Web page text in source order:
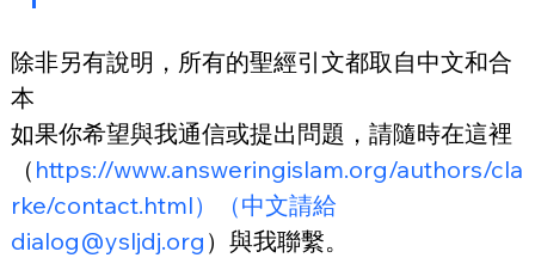
除非另有說明，所有的聖經引文都取自中文和合
本
如果你希望與我通信或提出問題，請隨時在這裡
（ https://www.answeringislam.org/authors/cla
rke/contact.html）（中文請給
dialog@ysljdj.org ）與我聯繫。